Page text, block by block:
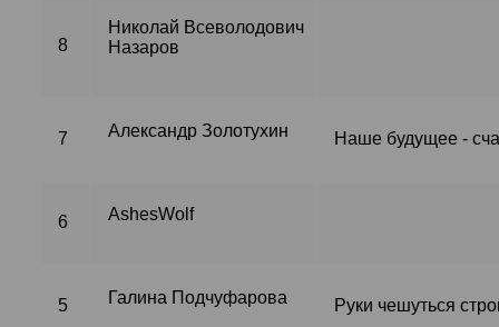
8
Николай Всеволодович
Назаров
7 Александр Золотухин Наше будущее -
6 AshesWolf
5 Галина Подчуфарова Руки чешуться